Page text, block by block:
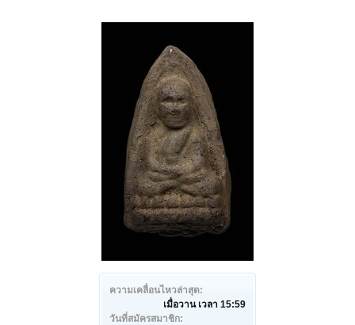
ความเคลื่อนไหวล่าสุด:
เมื่อวาน เวลา 15:59
วันที่สมัครสมาชิก: